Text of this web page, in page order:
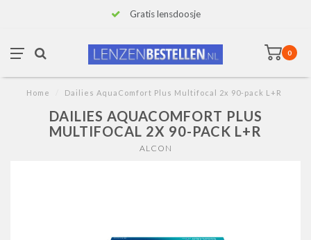
Gratis lensdoosje
0
Home Dailies AquaComfort Plus Multifocal 2x 90-pack L+R
DAILIES AQUACOMFORT PLUS
MULTIFOCAL 2X 90-PACK L+R
ALCON